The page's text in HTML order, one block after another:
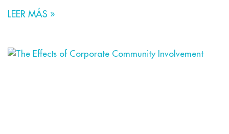
LEER MÁS »